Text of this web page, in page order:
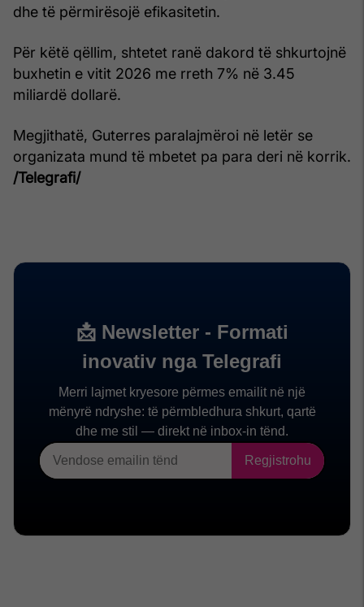
dhe të përmirësojë efikasitetin.
Për këtë qëllim, shtetet ranë dakord të shkurtojnë
buxhetin e vitit 2026 me rreth 7% në 3.45
miliardë dollarë.
Megjithatë, Guterres paralajmëroi në letër se
organizata mund të mbetet pa para deri në korrik.
/Telegrafi/